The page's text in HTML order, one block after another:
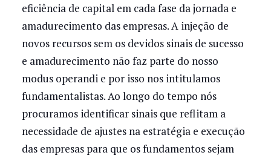
eficiência de capital em cada fase da jornada e
amadurecimento das empresas. A injeção de
novos recursos sem os devidos sinais de sucesso
e amadurecimento não faz parte do nosso
modus operandi e por isso nos intitulamos
fundamentalistas. Ao longo do tempo nós
procuramos identificar sinais que reflitam a
necessidade de ajustes na estratégia e execução
das empresas para que os fundamentos sejam